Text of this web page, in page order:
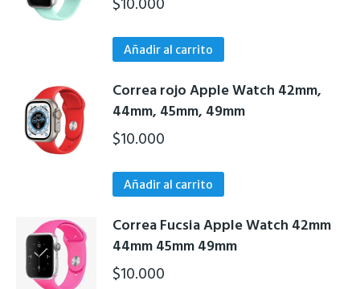
Añadir al carrito
Correa rojo Apple Watch 42mm,
44mm, 45mm, 49mm
$10.000
Añadir al carrito
Correa Fucsia Apple Watch 42mm
44mm 45mm 49mm
$10.000